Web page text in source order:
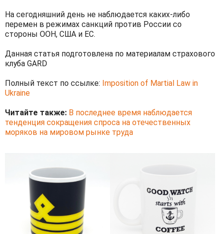
На сегодняшний день не наблюдается каких-либо
перемен в режимах санкций против России со
стороны ООН, США и ЕС.
Данная статья подготовлена по материалам страхового
клуба GARD
Полный текст по ссылке: Imposition of Martial Law in
Ukraine
Читайте также: В последнее время наблюдается
тенденция сокращения спроса на отечественных
моряков на мировом рынке труда